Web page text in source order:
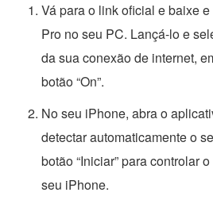
Vá para o link oficial e baixe
Pro no seu PC. Lançá-lo e
da sua conexão de internet,
botão “On”.
No seu iPhone, abra o
detectar automaticamente o
botão “Iniciar” para controlar
seu iPhone.